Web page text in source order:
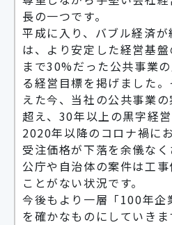
長の一つです。
平成に入り、バブル経済
は、より安定した経営基
まで30%だった公共事業
る経営目標を掲げました
えた今、当社の公共事業
超え、30年以上の黒字経営
2020年以降のコロナ禍に
受注価格が下落を余儀な
公庁や自治体の案件は工
ことがない状況です。
今後もより一層「100年企
を確かなものにしていきま